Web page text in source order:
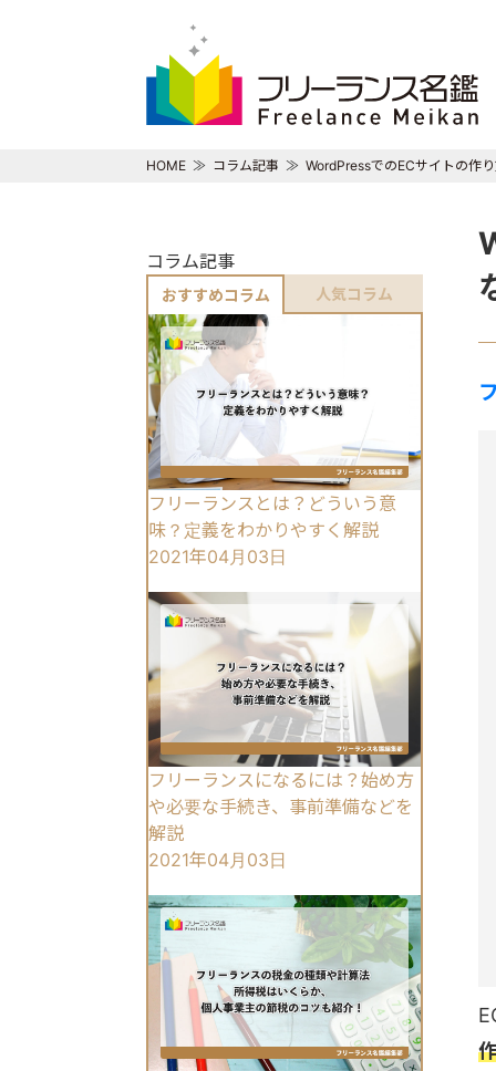
HOME コラム記事 WordPressでのECサイトの作
コラム記事
おすすめコラム 人気コラム
フリーランスとは？どういう意
味？定義をわかりやすく解説
2021年04月03日
フリーランスになるには？始め方
や必要な手続き、事前準備などを
解説
2021年04月03日